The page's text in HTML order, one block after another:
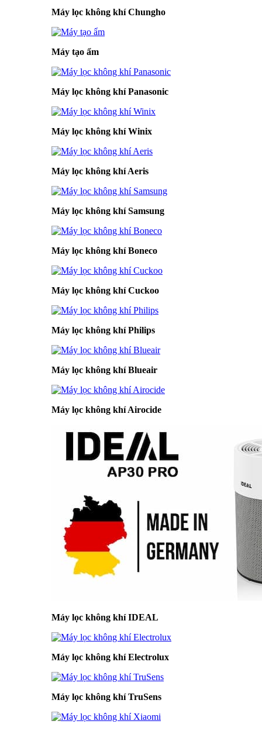
Máy lọc không khí Chungho
Máy tạo ẩm
Máy lọc không khí Panasonic
Máy lọc không khí Winix
Máy lọc không khí Aeris
Máy lọc không khí Samsung
Máy lọc không khí Boneco
Máy lọc không khí Cuckoo
Máy lọc không khí Philips
Máy lọc không khí Blueair
Máy lọc không khí Airocide
Máy lọc không khí IDEAL
Máy lọc không khí Electrolux
Máy lọc không khí TruSens